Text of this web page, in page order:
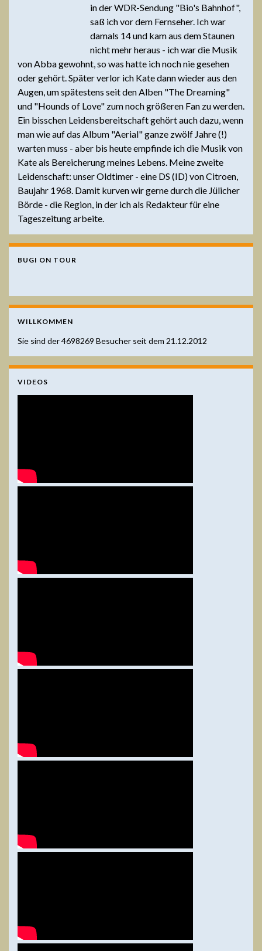
in der WDR-Sendung "Bio's Bahnhof",
saß ich vor dem Fernseher. Ich war
damals 14 und kam aus dem Staunen
nicht mehr heraus - ich war die Musik
von Abba gewohnt, so was hatte ich noch nie gesehen
oder gehört. Später verlor ich Kate dann wieder aus den
Augen, um spätestens seit den Alben "The Dreaming"
und "Hounds of Love" zum noch größeren Fan zu werden.
Ein bisschen Leidensbereitschaft gehört auch dazu, wenn
man wie auf das Album "Aerial" ganze zwölf Jahre (!)
warten muss - aber bis heute empfinde ich die Musik von
Kate als Bereicherung meines Lebens. Meine zweite
Leidenschaft: unser Oldtimer - eine DS (ID) von Citroen,
Baujahr 1968. Damit kurven wir gerne durch die Jülicher
Börde - die Region, in der ich als Redakteur für eine
Tageszeitung arbeite.
BUGI ON TOUR
WILLKOMMEN
Sie sind der4698269 Besucher seit dem 21.12.2012
VIDEOS